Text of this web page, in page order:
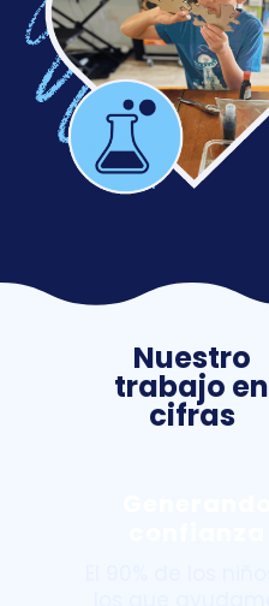
Nuestro
trabajo en
cifras